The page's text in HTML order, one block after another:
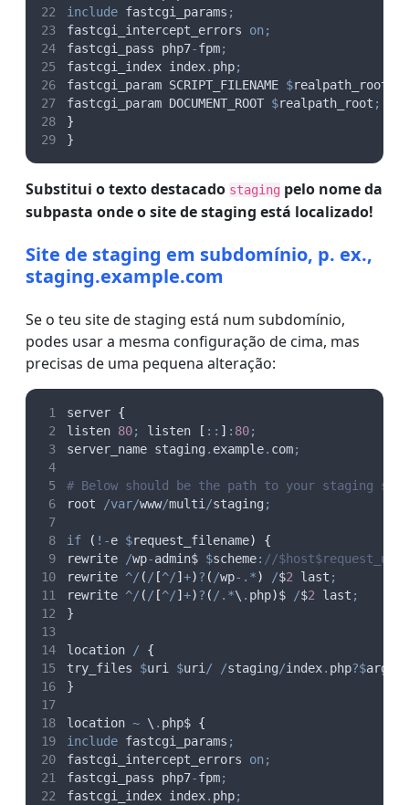
include fastcgi_params ;
fastcgi_intercept_errors on;
fastcgi_pass php7-fpm;
fastcgi_index index. php;
fastcgi_param SCRIPT_FILENAME $realpath_root
fastcgi_param DOCUMENT_ROOT $realpath_root ;
}
}
Substitui o texto destacado staging pelo nome da
subpasta onde o site de staging está localizado!
Site de staging em subdomínio, p. ex.,
staging.example.com
Se o teu site de staging está num subdomínio,
podes usar a mesma configuração de cima, mas
precisas de uma pequena alteração:
server {
listen 80; listen [ :: ] : 80;
server_name staging . example. com;
# Below should be the path to your staging site
root
/var/www/multi /staging ;
if ( !-e $request_filename)
{
rewrite
/wp-admin$ $scheme: //
rewrite ^/ ( / [^/] +)? ( /wp- . *) /$2 last ;
rewrite ^/ ( / [^/] +)? ( / . *\ . php)$ /$2 last ;
}
location /
{
try_files $uri $uri / /staging/index. php?$args
}
location ~ \ . php$ {
include fastcgi_params ;
fastcgi_intercept_errors on;
fastcgi_pass php7-fpm;
fastcgi_index index. php;